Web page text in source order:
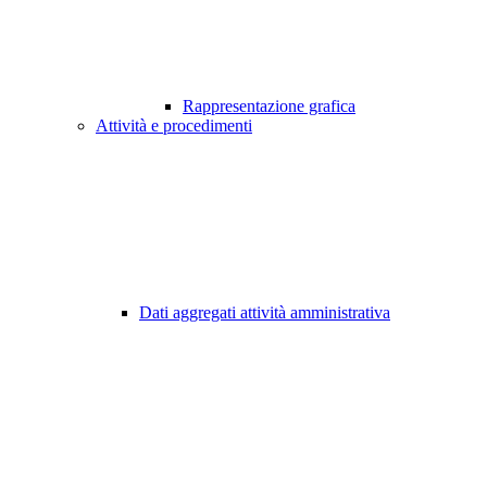
Rappresentazione grafica
Attività e procedimenti
Dati aggregati attività amministrativa